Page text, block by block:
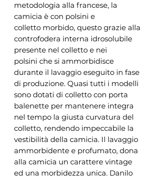
metodologia alla francese, la
camicia è con polsini e
colletto morbido, questo grazie alla
controfodera interna idrosolubile
presente nel colletto e nei
polsini che si ammorbidisce
durante il lavaggio eseguito in fase
di produzione. Quasi tutti i modelli
sono dotati di colletto con porta
balenette per mantenere integra
nel tempo la giusta curvatura del
colletto, rendendo impeccabile la
vestibilità della camicia. Il lavaggio
ammorbidente e profumato, dona
alla camicia un carattere vintage
ed una morbidezza unica. Danilo